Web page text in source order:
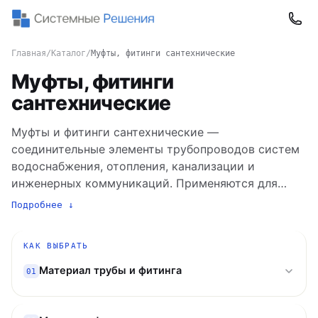
Главная/ Каталог/Муфты, фитинги сантехнические
Муфты, фитинги
сантехнические
Муфты и фитинги сантехнические —
соединительные элементы трубопроводов систем
водоснабжения, отопления, канализации и
инженерных коммуникаций. Применяются для
соединения труб на прямых участках, организации
«Системные Решения» представлено более 2 500
позиций от ведущих производителей EKF, RTP и
VALFEX по ценам от 3 до 26 957 ₽. Ассортимент
Подробнее ↓
КАК ВЫБРАТЬ
01 Материал трубы и фитинга